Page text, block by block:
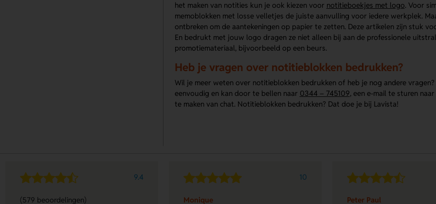
het maken van notities kun je ook kiezen voor notitieboekjes met logo. Voor
memoblokken met losse velletjes de juiste aanvulling voor iedere werkplek.
ontbreken om de aantekeningen op papier te zetten. Deze artikelen zijn stuk
En bedrukt met jouw logo dragen ze niet alleen bij aan de professionele
promotiemateriaal, bijvoorbeeld op een beurs.
Heb je vragen over notitieblokken bedrukken?
Wil je meer weten over notitieblokken bedrukken of heb je nog andere
eenvoudig en kan door te bellen naar 0344 – 745109, een e-mail te sturen naar
te maken van chat. Notitieblokken bedrukken? Dat doe je bij Lavista!
9.4
(579 beoordelingen)
10
Monique Peter Paul